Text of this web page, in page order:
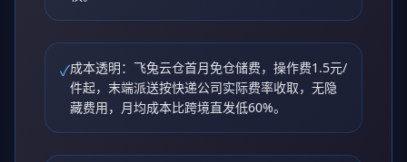
✓成本透明：飞兔云仓首月免仓储费，操作费1.5元/
件起，末端派送按快递公司实际费率收取，无隐
藏费用，月均成本比跨境直发低60%。